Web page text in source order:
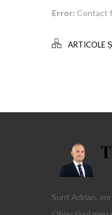
Error: Contact
ARTICOLE
Sunt Adrian,